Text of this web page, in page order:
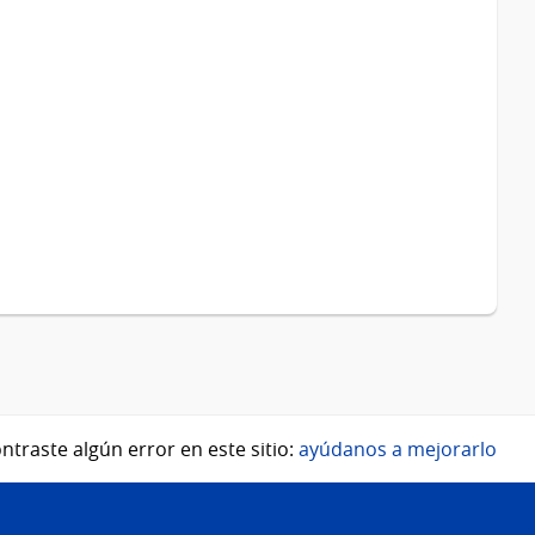
algún error en este sitio: ayúdanos a mejorarlo